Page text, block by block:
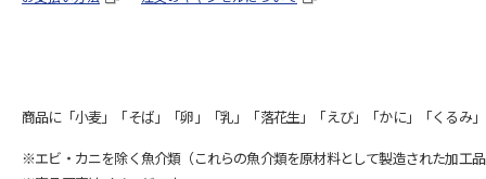
商品に「小麦」「そば」「卵」「乳」「落花生」「えび」「かに」「くるみ
※エビ・カニを除く魚介類（これらの魚介類を原材料として製造された加工